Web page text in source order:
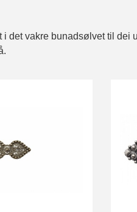
det vakre bunadsølvet til dei